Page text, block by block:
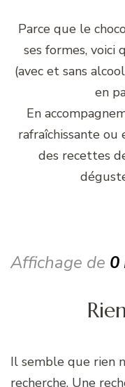
Parce que le
ses formes, voici
(avec et sans
en
En
rafraîchissante
des recettes
Affichage de 0
Il semble que rien
recherche. Une